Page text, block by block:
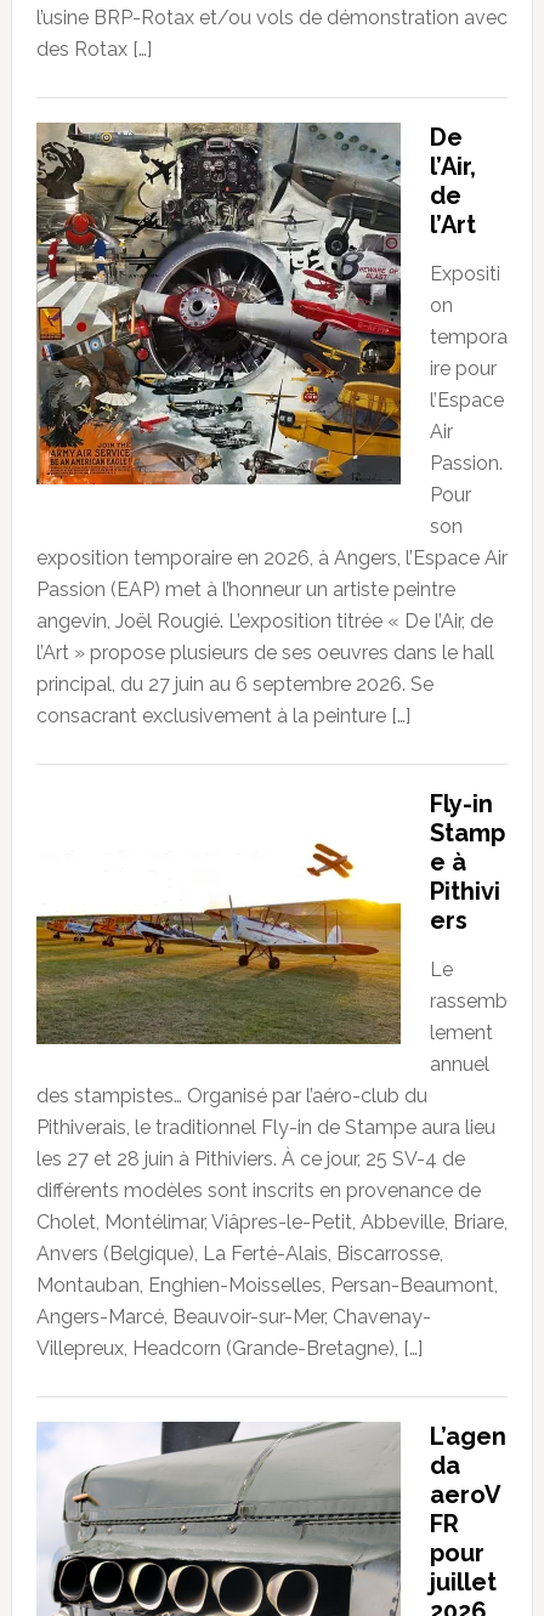
l’usine BRP-Rotax et/ou vols de démonstration avec
des Rotax […]
De
l’Air,
de
l’Art
Expositi
on
tempora
ire pour
l’Espace
Air
Passion.
Pour
son
exposition temporaire en 2026, à Angers, l’Espace Air
Passion (EAP) met à l’honneur un artiste peintre
angevin, Joël Rougié. L’exposition titrée « De l’Air, de
l’Art » propose plusieurs de ses oeuvres dans le hall
principal, du 27 juin au 6 septembre 2026. Se
consacrant exclusivement à la peinture […]
Fly-in
Stamp
e à
Pithivi
ers
Le
rassemb
lement
annuel
des stampistes… Organisé par l’aéro-club du
Pithiverais, le traditionnel Fly-in de Stampe aura lieu
les 27 et 28 juin à Pithiviers. À ce jour, 25 SV-4 de
différents modèles sont inscrits en provenance de
Cholet, Montélimar, Viâpres-le-Petit, Abbeville, Briare,
Anvers (Belgique), La Ferté-Alais, Biscarrosse,
Montauban, Enghien-Moisselles, Persan-Beaumont,
Angers-Marcé, Beauvoir-sur-Mer, Chavenay-
Villepreux, Headcorn (Grande-Bretagne), […]
L’agen
da
aeroV
FR
pour
juillet